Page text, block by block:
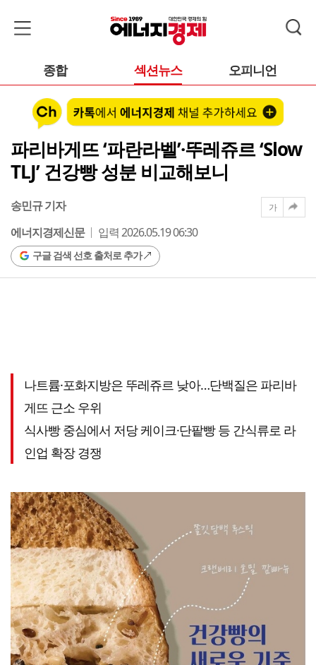
종합 섹션뉴스 오피니언
파리바게뜨 ‘파란라벨’·뚜레쥬르 ‘Slow
TLJ’ 건강빵 성분 비교해보니
송민규 기자
에너지경제신문
입력 2026.05.19 06:30
구글 검색 선호 출처로 추가
가
나트륨·포화지방은 뚜레쥬르 낮아…단백질은 파리바
게뜨 근소 우위
식사빵 중심에서 저당 케이크·단팥빵 등 간식류로 라
인업 확장 경쟁